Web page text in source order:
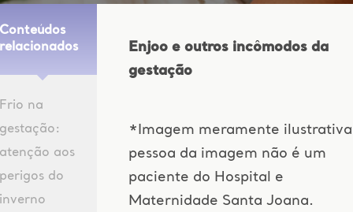
Conteúdos
relacionados
Frio na
gestação:
atenção aos
perigos do
inverno
Enjoo e outros incômodos da
gestação
*Imagem meramente
pessoa da imagem não é um
paciente do Hospital e
Maternidade Santa Joana.